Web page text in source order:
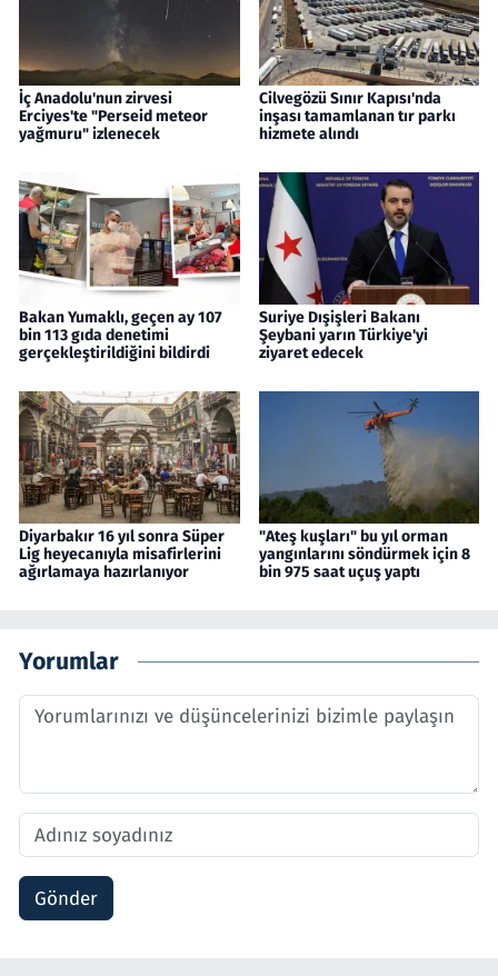
İç Anadolu'nun zirvesi
Erciyes'te "Perseid meteor
yağmuru" izlenecek
Cilvegözü Sınır Kapısı'nda
inşası tamamlanan tır parkı
hizmete alındı
Bakan Yumaklı, geçen ay 107
bin 113 gıda denetimi
gerçekleştirildiğini bildirdi
Suriye Dışişleri Bakanı
Şeybani yarın Türkiye'yi
ziyaret edecek
Diyarbakır 16 yıl sonra Süper
Lig heyecanıyla misafirlerini
ağırlamaya hazırlanıyor
"Ateş kuşları" bu yıl orman
yangınlarını söndürmek için 8
bin 975 saat uçuş yaptı
Yorumlar
Gönder